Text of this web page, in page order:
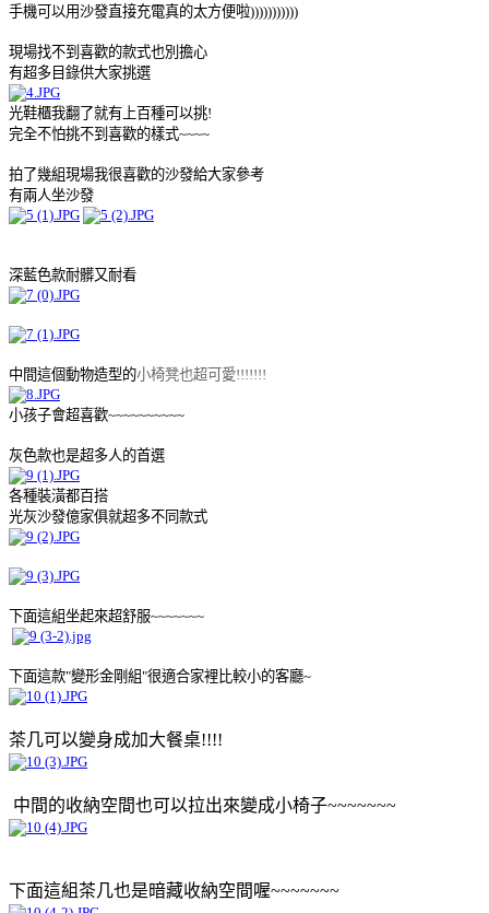
手機可以用沙發直接充電真的太方便啦)))))))))))
現場找不到喜歡的款式也別擔心
有超多目錄供大家挑選
光鞋櫃我翻了就有上百種可以挑!
完全不怕挑不到喜歡的樣式~~~~
拍了幾組現場我很喜歡的沙發給大家參考
有兩人坐沙發
深藍色款耐髒又耐看
中間這個動物造型的小椅凳也超可愛!!!!!!!
小孩子會超喜歡~~~~~~~~~~
灰色款也是超多人的首選
各種裝潢都百搭
光灰沙發億家俱就超多不同款式
下面這組坐起來超舒服~~~~~~~
下面這款"變形金剛組"很適合家裡比較小的客廳~
茶几可以變身成加大餐桌!!!!
中間的收納空間也可以拉出來變成小椅子~~~~~~~
下面這組茶几也是暗藏收納空間喔~~~~~~~